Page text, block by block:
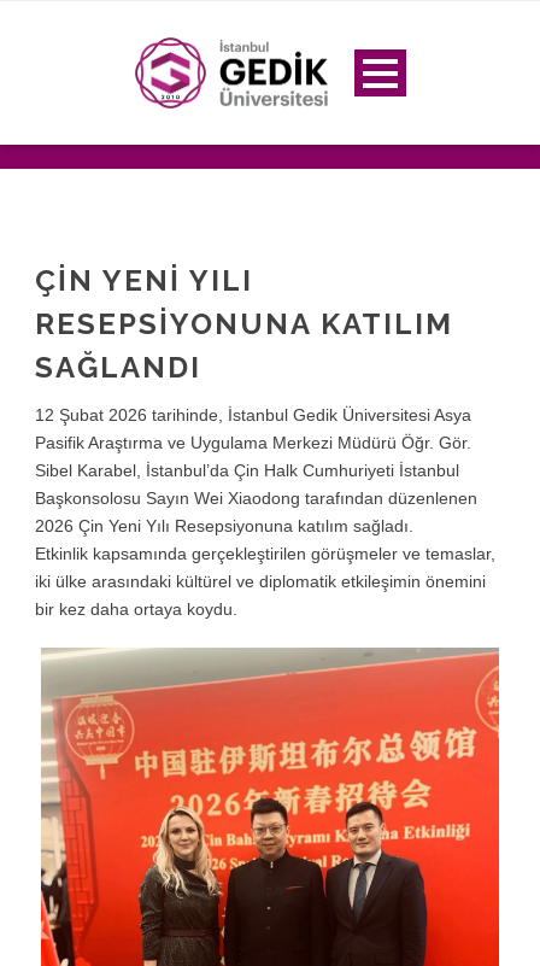
ÇIN YENI YILI
RESEPSIYONUNA KATILIM
SAĞLANDI
12 Şubat 2026 tarihinde, İstanbul Gedik Üniversitesi Asya
Pasifik Araştırma ve Uygulama Merkezi Müdürü Öğr. Gör.
Sibel Karabel, İstanbul’da Çin Halk Cumhuriyeti İstanbul
Başkonsolosu Sayın Wei Xiaodong tarafından düzenlenen
2026 Çin Yeni Yılı Resepsiyonuna katılım sağladı.
Etkinlik kapsamında gerçekleştirilen görüşmeler ve temaslar,
iki ülke arasındaki kültürel ve diplomatik etkileşimin önemini
bir kez daha ortaya koydu.